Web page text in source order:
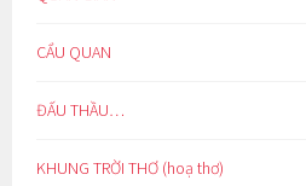
CẨU QUAN
ĐẤU THẦU…
KHUNG TRỜI THƠ (hoạ thơ)